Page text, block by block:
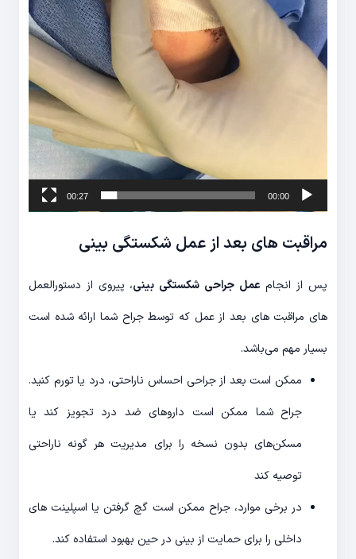
00:00
00:27
مراقبت های بعد از عمل شکستگی بینی
پس از انجام عمل جراحی شکستگی بینی، پیروی از دستورالعمل
های مراقبت های بعد از عمل که توسط جراح شما ارائه شده است
بسیار مهم می‌باشد.
ممکن است بعد از جراحی احساس ناراحتی، درد یا تورم کنید.
جراح شما ممکن است داروهای ضد درد تجویز کند یا
مسکن‌های بدون نسخه را برای مدیریت هر گونه ناراحتی
توصیه کند
در برخی موارد، جراح ممکن است گچ گرفتن یا اسپلینت های
داخلی را برای حمایت از بینی در حین بهبود استفاده کند.